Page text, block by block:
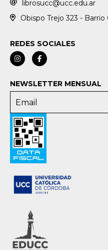
librosucc@ucc.edu.ar
Obispo Trejo 323 -
REDES SOCIALES
NEWSLETTER MENSUAL